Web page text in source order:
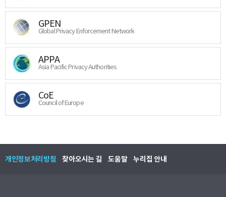
GPEN
Global Privacy Enforcement Network
APPA
Asia Pacific Privacy Authorities
CoE
Council of Europe
개인정보처리방침 찾아오시는 길 도움말 누리집 안내